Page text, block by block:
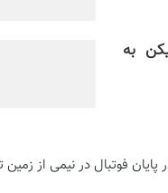
از 30 بازیکن به
فوتبال در نیمی از زمین